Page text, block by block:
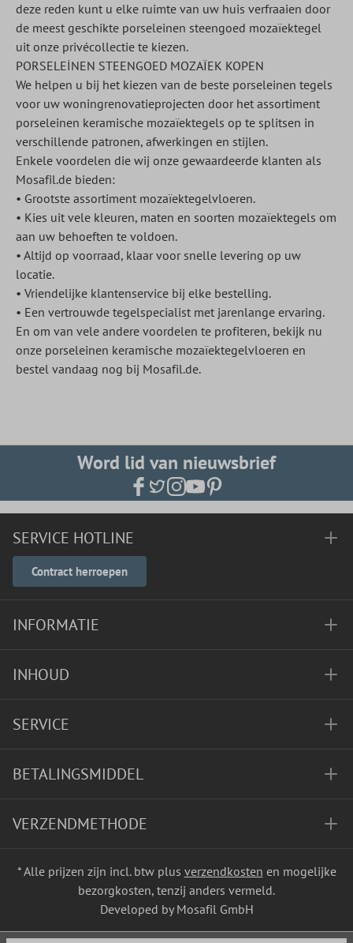
deze reden kunt u elke ruimte van uw huis verfraaien door
de meest geschikte porseleinen steengoed mozaïektegel
uit onze privécollectie te kiezen.
PORSELEİNEN STEENGOED MOZAÏEK KOPEN
We helpen u bij het kiezen van de beste porseleinen tegels
voor uw woningrenovatieprojecten door het assortiment
porseleinen keramische mozaïektegels op te splitsen in
verschillende patronen, afwerkingen en stijlen.
Enkele voordelen die wij onze gewaardeerde klanten als
Mosafil.de bieden:
• Grootste assortiment mozaïektegelvloeren.
• Kies uit vele kleuren, maten en soorten mozaïektegels om
aan uw behoeften te voldoen.
• Altijd op voorraad, klaar voor snelle levering op uw
locatie.
• Vriendelijke klantenservice bij elke bestelling.
• Een vertrouwde tegelspecialist met jarenlange ervaring.
En om van vele andere voordelen te profiteren, bekijk nu
onze porseleinen keramische mozaïektegelvloeren en
bestel vandaag nog bij Mosafil.de.
Word lid van nieuwsbrief
SERVICE HOTLINE
Contract herroepen
INFORMATIE
INHOUD
SERVICE
BETALINGSMIDDEL
VERZENDMETHODE
* Alle prijzen zijn incl. btw plus verzendkosten en mogelijke
bezorgkosten, tenzij anders vermeld.
Developed by Mosafil GmbH